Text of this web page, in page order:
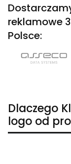
reklamowe
Polsce:
Dlaczego
logo od